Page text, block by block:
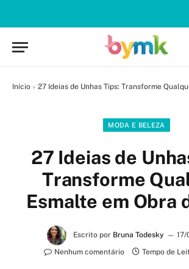
Início » 27 Ideias de Unhas Tips: Transforme Qualquer
MODA E BELEZA
27 Ideias de
Transforme
Esmalte em Obra
Escrito por Bruna Todesky
17/
Nenhum comentário
Tempo de